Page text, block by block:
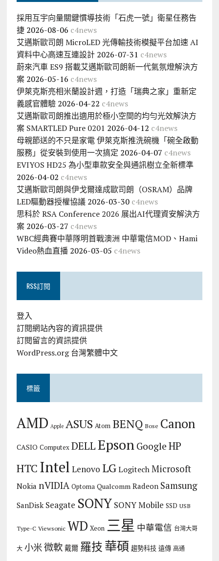
採用互宇向量關鍵慣導技術「石虎一號」衛星任務告
捷 2026-08-06 c4news
艾邁斯歐司朗 MicroLED 光傳輸技術模擬平台加速 AI
資料中心高速互連設計 2026-07-31 c4news
蔚來汽車 ES9 搭載艾邁斯歐司朗新一代氣氛燈解決方
案 2026-05-16 c4news
伊萊克斯亮相米蘭設計週，打造「瑞典之家」重新定
義感官體驗 2026-04-22 c4news
艾邁斯歐司朗推出適用於極小空間的均勻光效解決方
案 SMARTLED Pure 0201 2026-04-12 c4news
母親節送的不只是家電 伊萊克斯推洗碗機「碗全啟動
服務」從安裝到使用一次搞定 2026-04-07 c4news
EVIYOS HD25 為小型車款安全與通訊樹立全新標準
2026-04-02 c4news
艾邁斯歐司朗與伊戈爾達成歐司朗（OSRAM）品牌
LED驅動器授權協議 2026-03-30 c4news
思科於 RSA Conference 2026 展出AI代理資安解決方
案 2026-03-27 c4news
WBC經典賽中華隊明首戰澳洲 中華電信MOD、Hami
Video熱血直播 2026-03-05 c4news
RSS訂閱
登入
訂閱網站內容的資訊提供
訂閱留言的資訊提供
WordPress.org 台灣繁體中文
標籤
AMD Apple ASUS Atom BENQ Bose Canon
CASIO Computex DELLEpson Google HP
HTC Intel Lenovo LG Logitech Microsoft
Nokia nVIDIA Optoma Qualcomm Radeon Samsung
SanDisk Seagate SONY SONY Mobile SSD USB
Type-C Viewsonic WD Xeon 三星 中華電信 台灣大哥
大 小米微軟 戴爾 羅技華碩 趨勢科技 遠傳 高通